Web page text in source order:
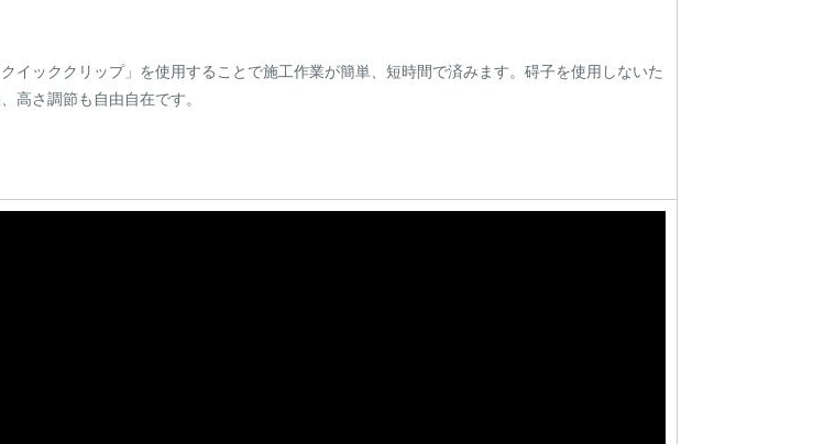
クイッククリップ」を使用することで施工作業が簡単、短時間で済みます。碍子を使用しないた
高さ調節も自由自在です。